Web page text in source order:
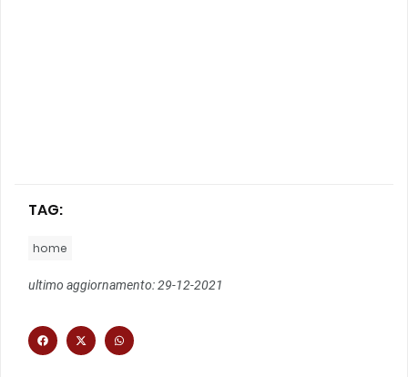
TAG:
home
ultimo aggiornamento: 29-12-2021